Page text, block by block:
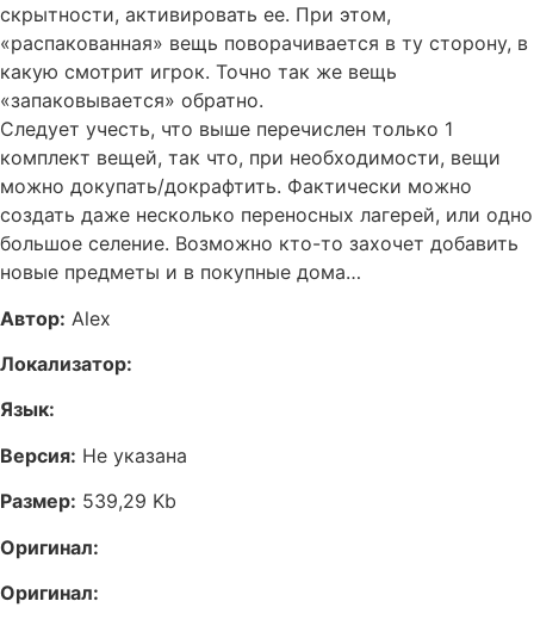
скрытности, активировать ее. При этом,
«распакованная» вещь поворачивается в ту сторону, в
какую смотрит игрок. Точно так же вещь
«запаковывается» обратно.
Следует учесть, что выше перечислен только 1
комплект вещей, так что, при необходимости, вещи
можно докупать/докрафтить. Фактически можно
создать даже несколько переносных лагерей, или одно
большое селение. Возможно кто-то захочет добавить
новые предметы и в покупные дома…
Автор: Alex
Локализатор:
Язык:
Версия: Не указана
Размер: 539,29 Kb
Оригинал:
Оригинал: